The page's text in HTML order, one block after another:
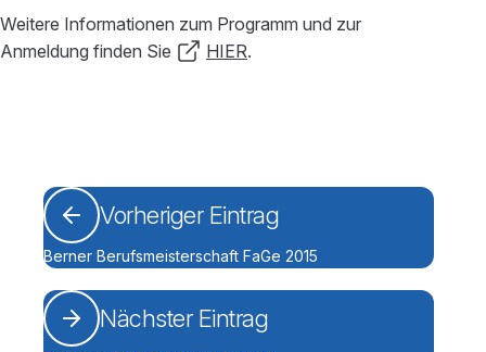
Weitere Informationen zum Programm und zur
Anmeldung finden Sie
HIER.
Vorheriger Eintrag
Berner Berufsmeisterschaft FaGe 2015
Nächster Eintrag